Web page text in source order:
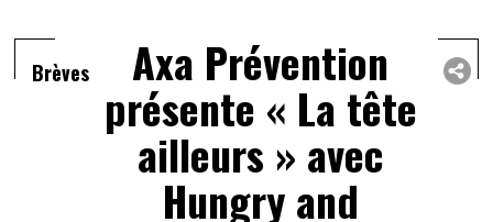
Brèves Axa Prévention
présente « La tête
ailleurs » avec
Hungry and